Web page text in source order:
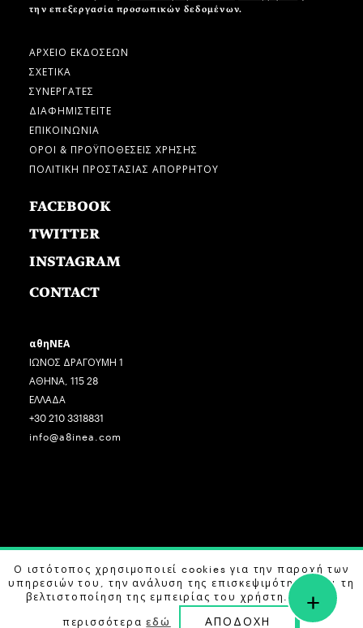
την επεξεργασία προσωπικών δεδομένων.
ΑΡΧΕΙΟ ΕΚΔΟΣΕΩΝ
ΣΧΕΤΙΚΑ
ΣΥΝΕΡΓΑΤΕΣ
ΔΙΑΦΗΜΙΣΤΕΙΤΕ
ΕΠΙΚΟΙΝΩΝΙΑ
ΟΡΟΙ & ΠΡΟΫΠΟΘΕΣΕΙΣ ΧΡΗΣΗΣ
ΠΟΛΙΤΙΚΗ ΠΡΟΣΤΑΣΙΑΣ ΑΠΟΡΡΗΤΟΥ
FACEBOOK
TWITTER
INSTAGRAM
CONTACT
αθηΝΕΑ
ΙΩΝΟΣ ΔΡΑΓΟΥΜΗ 1
ΑΘΗΝΑ, 115 28
ΕΛΛΑΔΑ
+30 210 3318831
info@a8inea.com
COPYRIGHT © 2026 αθηΝΕΑ, ALL RIGHTS RESERVED.
DESIGN BY G DESIGN STUDIO. DEVELOPED BYB LABS
Ο ιστότοπος χρησιμοποιεί cookies για την παροχή των
υπηρεσιών του, την ανάλυση της επισκεψιμότητας και τη
βελτιστοποίηση της εμπειρίας του χρήστη. Μάθετε
περισσότεραεδώ ΑΠΟΔΟΧΗ
+